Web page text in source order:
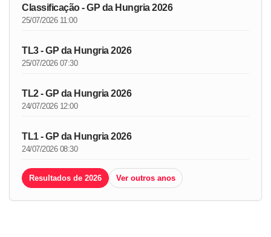
Classificação - GP da Hungria 2026
25/07/2026 11:00
TL3 - GP da Hungria 2026
25/07/2026 07:30
TL2 - GP da Hungria 2026
24/07/2026 12:00
TL1 - GP da Hungria 2026
24/07/2026 08:30
Resultados de 2026 Ver outros anos